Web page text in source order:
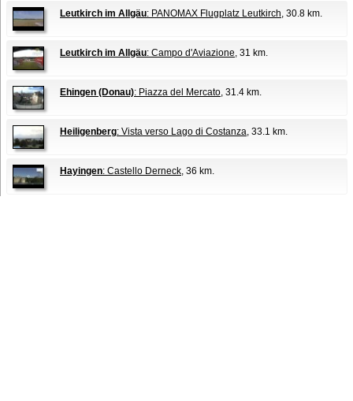
Leutkirch im Allgäu: PANOMAX Flugplatz Leutkirch, 30.8 km.
Leutkirch im Allgäu: Campo d'Aviazione, 31 km.
Ehingen (Donau): Piazza del Mercato, 31.4 km.
Heiligenberg: Vista verso Lago di Costanza, 33.1 km.
Hayingen: Castello Derneck, 36 km.